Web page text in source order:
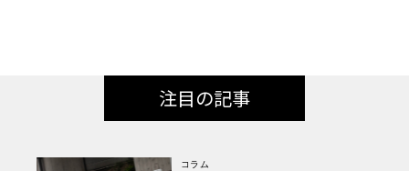
注目の記事
コラム